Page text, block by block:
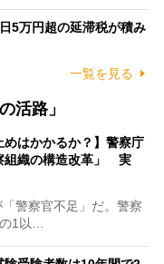
5万円超の延滞税が積み
一覧を見る
活路」
めはかかるか？】警察庁
組織の構造改革」 実
警察官不足」だ。警察
1以…